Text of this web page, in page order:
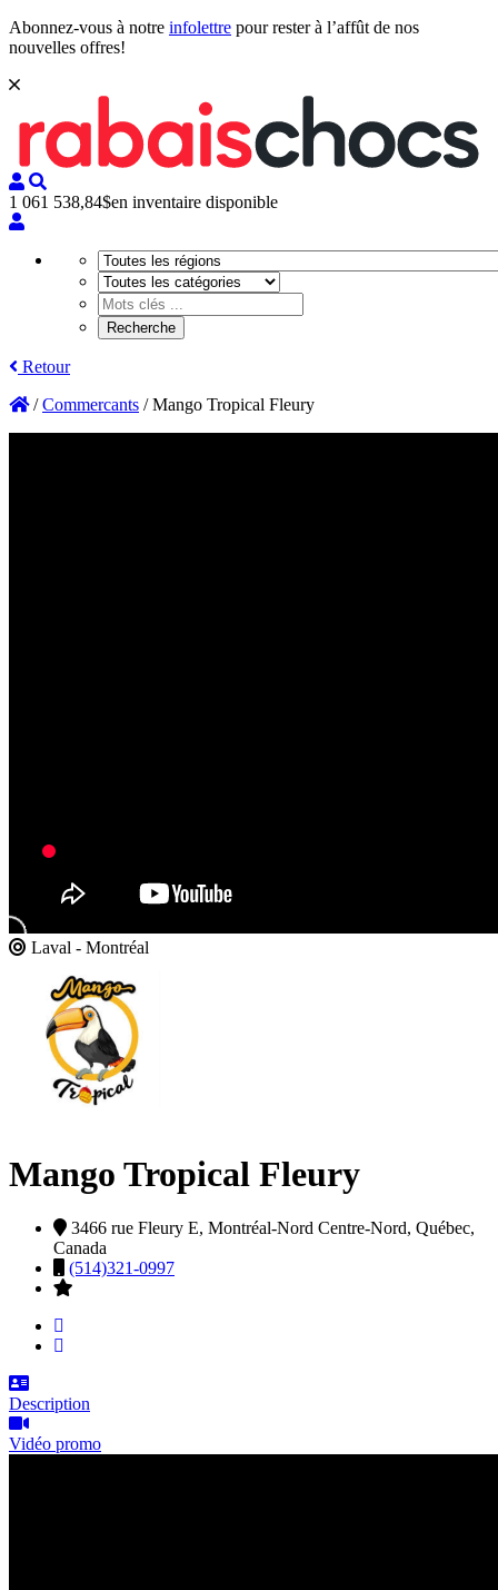
Abonnez-vous à notre infolettre pour rester à l’affût de nos
nouvelles offres!
1 061 538,84$en inventaire disponible
Retour
/Commercants /Mango Tropical Fleury
Laval - Montréal
Mango Tropical Fleury
3466 rue Fleury E, Montréal-Nord Centre-Nord, Québec,
Canada
(514)321-0997
Description
Vidéo promo